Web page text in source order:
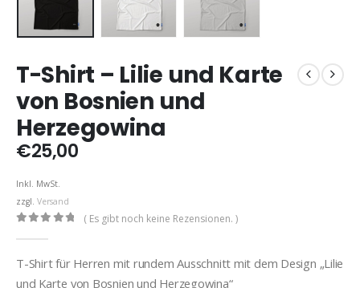
T-Shirt – Lilie und Karte
von Bosnien und
Herzegowina
€25,00
Inkl. MwSt.
zzgl. Versand
( Es gibt noch keine Rezensionen. )
T-Shirt für Herren mit rundem Ausschnitt mit dem Design „Lilie
und Karte von Bosnien und Herzegowina“